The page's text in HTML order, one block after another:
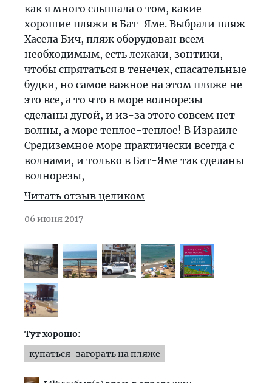
как я много слышала о том, какие
хорошие пляжи в Бат-Яме. Выбрали пляж
Хасела Бич, пляж оборудован всем
необходимым, есть лежаки, зонтики,
чтобы спрятаться в тенечек, спасательные
будки, но самое важное на этом пляже не
это все, а то что в море волнорезы
сделаны дугой, и из-за этого совсем нет
волны, а море теплое-теплое! В Израиле
Средиземное море практически всегда с
волнами, и только в Бат-Яме так сделаны
волнорезы,
Читать отзыв целиком
06 июня 2017
Тут хорошо:
купаться-загорать на пляже